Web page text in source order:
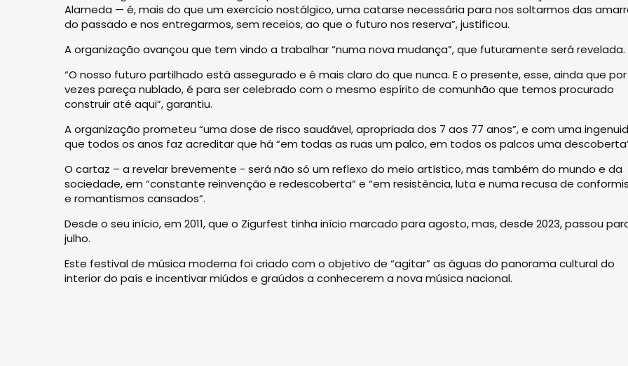
Alameda — é, mais do que um exercício nostálgico, uma catarse necessária para nos soltarmos das
do passado e nos entregarmos, sem receios, ao que o futuro nos reserva”, justificou.
A organização avançou que tem vindo a trabalhar “numa nova mudança”, que futuramente será revelada.
“O nosso futuro partilhado está assegurado e é mais claro do que nunca. E o presente, esse, ainda que por
vezes pareça nublado, é para ser celebrado com o mesmo espírito de comunhão que temos procurado
construir até aqui”, garantiu.
A organização prometeu “uma dose de risco saudável, apropriada dos 7 aos 77 anos”, e com uma
que todos os anos faz acreditar que há “em todas as ruas um palco, em todos os palcos uma
O cartaz – a revelar brevemente - será não só um reflexo do meio artístico, mas também do mundo e da
sociedade, em “constante reinvenção e redescoberta” e “em resistência, luta e numa recusa de
e romantismos cansados”.
Desde o seu início, em 2011, que o Zigurfest tinha início marcado para agosto, mas, desde 2023, passou
julho.
Este festival de música moderna foi criado com o objetivo de “agitar” as águas do panorama cultural do
interior do país e incentivar miúdos e graúdos a conhecerem a nova música nacional.